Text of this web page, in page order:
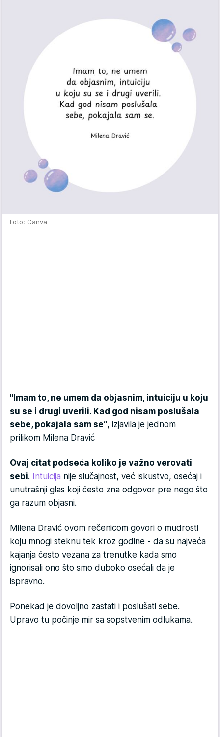
Foto: Canva
"Imam to, ne umem da objasnim, intuiciju u koju
su se i drugi uverili. Kad god nisam poslušala
sebe, pokajala sam se“, izjavila je jednom
prilikom Milena Dravić
Ovaj citat podseća koliko je važno verovati
sebi. Intuicija nije slučajnost, već iskustvo, osećaj i
unutrašnji glas koji često zna odgovor pre nego što
ga razum objasni.
Milena Dravić ovom rečenicom govori o mudrosti
koju mnogi steknu tek kroz godine - da su najveća
kajanja često vezana za trenutke kada smo
ignorisali ono što smo duboko osećali da je
ispravno.
Ponekad je dovoljno zastati i poslušati sebe.
Upravo tu počinje mir sa sopstvenim odlukama.